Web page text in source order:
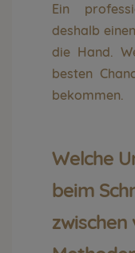
Ein
deshalb
die Hand.
besten
bekommen.
Welche
beim
zwischen